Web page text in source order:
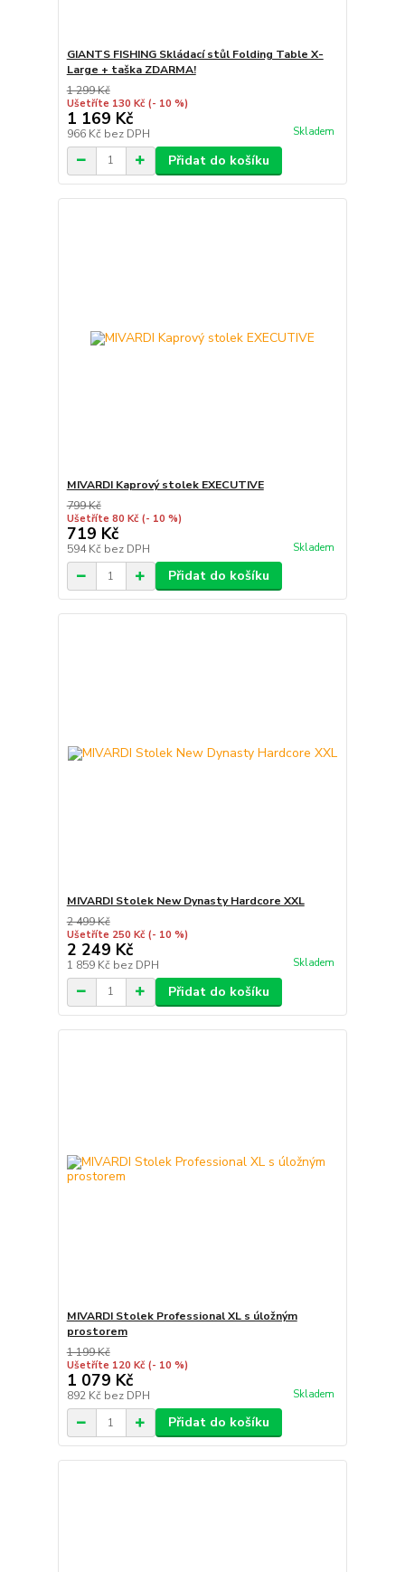
GIANTS FISHING Skládací stůl Folding Table X-
Large + taška ZDARMA!
1 299 Kč
Ušetříte 130 Kč (- 10 %)
1 169 Kč
966 Kč bez DPH Skladem
Přidat do košíku
MIVARDI Kaprový stolek EXECUTIVE
799 Kč
Ušetříte 80 Kč (- 10 %)
719 Kč
594 Kč bez DPH Skladem
Přidat do košíku
MIVARDI Stolek New Dynasty Hardcore XXL
2 499 Kč
Ušetříte 250 Kč (- 10 %)
2 249 Kč
1 859 Kč bez DPH Skladem
Přidat do košíku
MIVARDI Stolek Professional XL s úložným
prostorem
1 199 Kč
Ušetříte 120 Kč (- 10 %)
1 079 Kč
892 Kč bez DPH Skladem
Přidat do košíku